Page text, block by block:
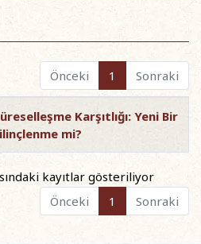
Önceki 1 Sonraki
Karşıtlığı: Yeni Bir
mi?
kayıtlar gösteriliyor
Önceki
1 Sonraki